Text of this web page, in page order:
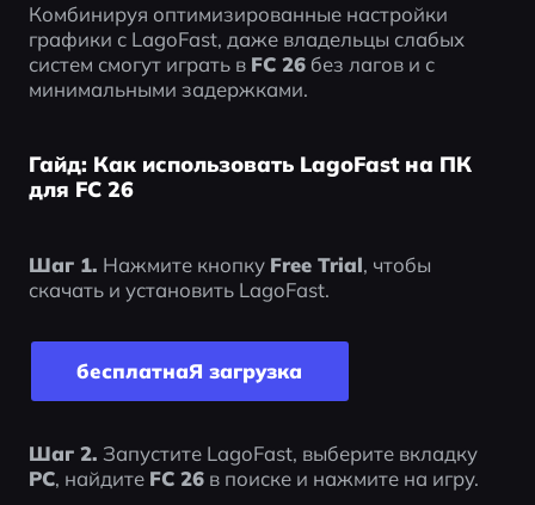
Комбинируя оптимизированные настройки
графики с LagoFast, даже владельцы слабых
систем смогут играть в FC 26 без лагов и с
минимальными задержками.
Гайд: Как использовать LagoFast на ПК
для FC 26
Шаг 1. Нажмите кнопку Free Trial, чтобы
скачать и установить LagoFast.
бесплатнаЯ загрyзка
Шаг 2.
Запустите LagoFast, выберите вкладку
PC, найдите FC 26 в поиске и нажмите на игру.